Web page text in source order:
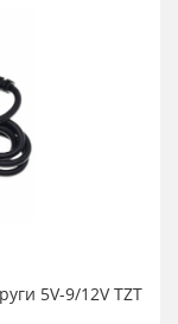
5V-9/12V TZT